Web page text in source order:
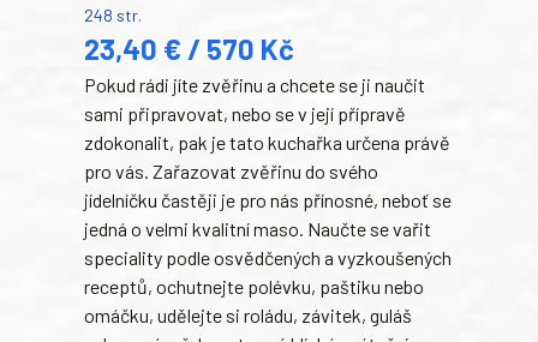
248 str.
23,40 € / 570 Kč
Pokud rádi jíte zvěřinu a chcete se ji naučit
sami připravovat, nebo se v její přípravě
zdokonalit, pak je tato kuchařka určena právě
pro vás. Zařazovat zvěřinu do svého
jídelníčku častěji je pro nás přínosné, neboť se
jedná o velmi kvalitní maso. Naučte se vařit
speciality podle osvědčených a vyzkoušených
receptů, ochutnejte polévku, paštiku nebo
omáčku, udělejte si roládu, závitek, guláš